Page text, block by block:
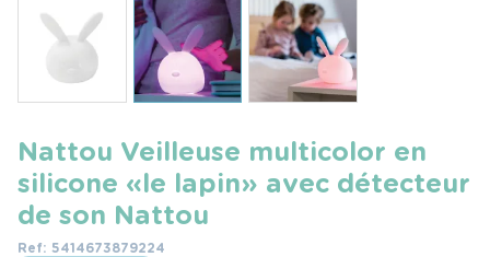
Nattou Veilleuse multicolor en
silicone « le lapin » avec détecteur
de son Nattou
Ref: 5414673879224